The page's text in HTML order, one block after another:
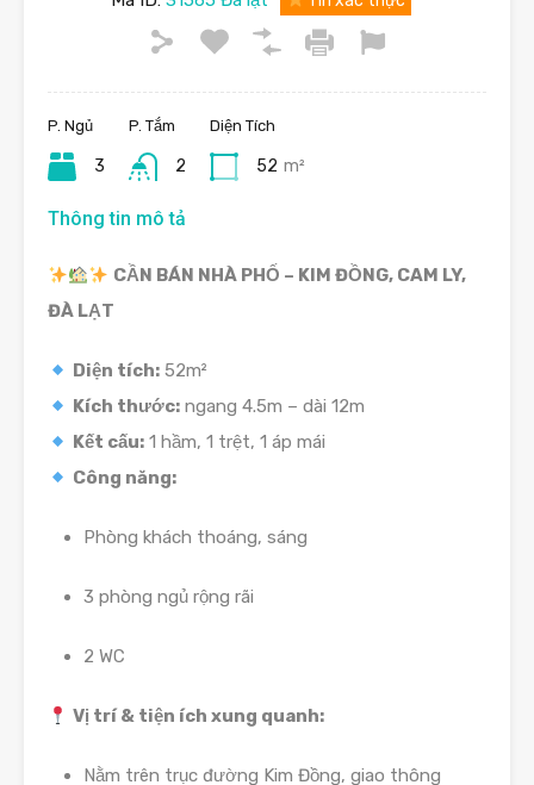
P. Ngủ
3
P. Tắm
2
Diện Tích
52 m²
Thông tin mô tả
CẦN BÁN NHÀ PHỐ – KIM ĐỒNG, CAM LY,
ĐÀ LẠT
Diện tích: 52m²
Kích thước: ngang 4.5m – dài 12m
Kết cấu: 1 hầm, 1 trệt, 1 áp mái
Công năng:
Phòng khách thoáng, sáng
3 phòng ngủ rộng rãi
2 WC
Vị trí & tiện ích xung quanh:
Nằm trên trục đường Kim Đồng, giao thông